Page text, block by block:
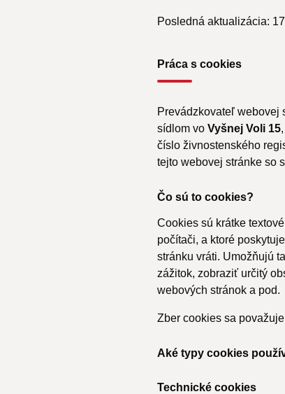
Posledná aktualizácia:
Práca s cookies
Prevádzkovateľ webovej
sídlom voVyšnejVoli 15,
číslo živnostenského
tejto webovej stránke so
Čo sú to cookies?
Cookies sú krátke
počítači, a ktoré
stránku vráti. Umožňujú
zážitok, zobraziť určitý
webových stránok a pod.
Zber cookies sa
Aké typy cookies
Technické cookies